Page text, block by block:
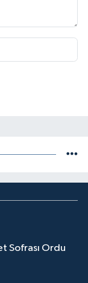
Sofrası Ordu